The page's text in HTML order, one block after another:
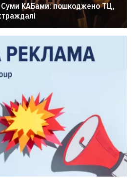
Суми КАБами: пошкоджено ТЦ,